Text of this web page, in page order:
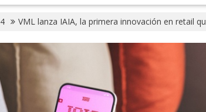
VML lanza IAIA, la primera innovación en retail